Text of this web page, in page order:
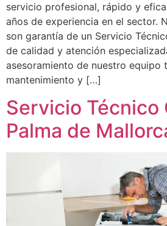
servicio profesional, rápido y
años de experiencia en el sector.
son garantía de un Servicio
de calidad y atención
asesoramiento de nuestro equipo
mantenimiento y […]
Servicio Técnico
Palma de